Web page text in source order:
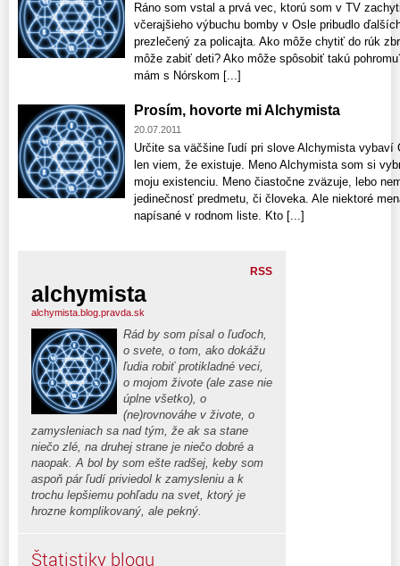
Ráno som vstal a prvá vec, ktorú som v TV
včerajšieho výbuchu bomby v Osle pribudlo
prezlečený za policajta. Ako môže chytiť do rúk
môže zabiť deti? Ako môže spôsobiť takú
mám s Nórskom [...]
Prosím, hovorte mi Alchymista
20.07.2011
Určite sa väčšine ľudí pri slove Alchymista vybaví
len viem, že existuje. Meno Alchymista som si
moju existenciu. Meno čiastočne zväzuje, lebo
jedinečnosť predmetu, či človeka. Ale niektoré
napísané v rodnom liste. Kto [...]
RSS
alchymista
alchymista.blog.pravda.sk
Rád by som písal o ľuďoch,
o svete, o tom, ako dokážu
ľudia robiť protikladné veci,
o mojom živote (ale zase nie
úplne všetko), o
(ne)rovnováhe v živote, o
zamysleniach sa nad tým, že ak sa stane
niečo zlé, na druhej strane je niečo dobré a
naopak. A bol by som ešte radšej, keby som
aspoň pár ľudí priviedol k zamysleniu a k
trochu lepšiemu pohľadu na svet, ktorý je
hrozne komplikovaný, ale pekný.
Štatistiky blogu